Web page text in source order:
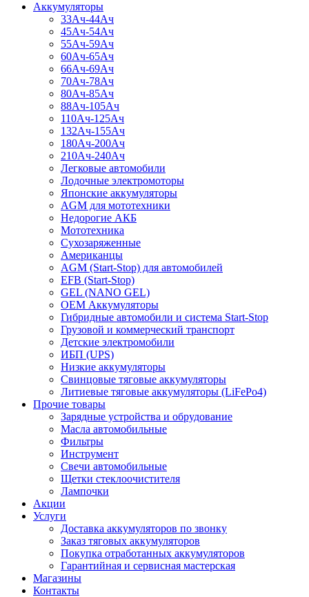
Аккумуляторы
33Ач-44Ач
45Ач-54Ач
55Ач-59Ач
60Ач-65Ач
66Ач-69Ач
70Ач-78Ач
80Ач-85Ач
88Ач-105Ач
110Ач-125Ач
132Ач-155Ач
180Ач-200Ач
210Ач-240Ач
Легковые автомобили
Лодочные электромоторы
Японские аккумуляторы
AGM для мототехники
Недорогие АКБ
Мототехника
Сухозаряженные
Американцы
AGM (Start-Stop) для автомобилей
EFB (Start-Stop)
GEL (NANO GEL)
OEM Аккумуляторы
Гибридные автомобили и система Start-Stop
Грузовой и коммерческий транспорт
Детские электромобили
ИБП (UPS)
Низкие аккумуляторы
Свинцовые тяговые аккумуляторы
Литиевые тяговые аккумуляторы (LiFePo4)
Прочие товары
Зарядные устройства и обрудование
Масла автомобильные
Фильтры
Инструмент
Свечи автомобильные
Щетки стеклоочистителя
Лампочки
Акции
Услуги
Доставка аккумуляторов по звонку
Заказ тяговых аккумуляторов
Покупка отработанных аккумуляторов
Гарантийная и сервисная мастерская
Магазины
Контакты